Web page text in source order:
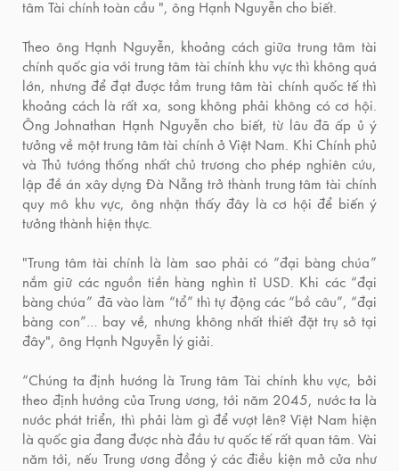
tâm Tài chính toàn cầu ", ông Hạnh Nguyễn cho biết.
Theo ông Hạnh Nguyễn, khoảng cách giữa trung tâm tài
chính quốc gia với trung tâm tài chính khu vực thì không quá
lớn, nhưng để đạt được tầm trung tâm tài chính quốc tế thì
khoảng cách là rất xa, song không phải không có cơ hội.
Ông Johnathan Hạnh Nguyễn cho biết, từ lâu đã ấp ủ ý
tưởng về một trung tâm tài chính ở Việt Nam. Khi Chính phủ
và Thủ tướng thống nhất chủ trương cho phép nghiên cứu,
lập đề án xây dựng Đà Nẵng trở thành trung tâm tài chính
quy mô khu vực, ông nhận thấy đây là cơ hội để biến ý
tưởng thành hiện thực.
"Trung tâm tài chính là làm sao phải có “đại bàng chúa”
nắm giữ các nguồn tiền hàng nghìn tỉ USD. Khi các “đại
bàng chúa” đã vào làm “tổ” thì tự động các “bồ câu”, “đại
bàng con”… bay về, nhưng không nhất thiết đặt trụ sở tại
đây", ông Hạnh Nguyễn lý giải.
“Chúng ta định hướng là Trung tâm Tài chính khu vực, bởi
theo định hướng của Trung ương, tới năm 2045, nước ta là
nước phát triển, thì phải làm gì để vượt lên? Việt Nam hiện
là quốc gia đang được nhà đầu tư quốc tế rất quan tâm. Vài
năm tới, nếu Trung ương đồng ý các điều kiện mở cửa như